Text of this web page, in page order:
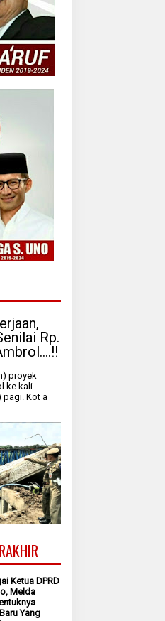
Rp.
proyek
ke kali
pagi. Kot a
Ketua DPRD
Melda
Yang